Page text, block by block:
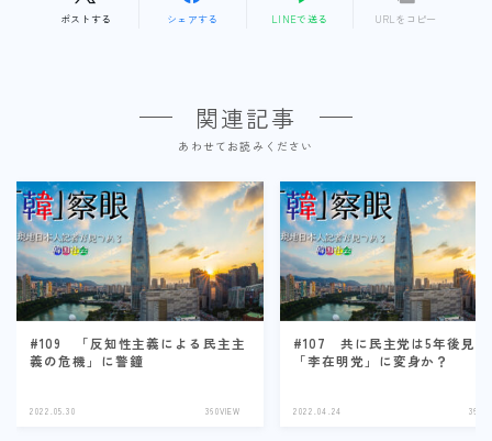
ポストする シェアする LINEで送る URLをコピー
関連記事
あわせてお読みください
#109 「反知性主義による民主主
義の危機」に警鐘
2022.05.30 360VIEW
#107 共に民主党は5年後見据
「李在明党」に変身か？
2022.04.24